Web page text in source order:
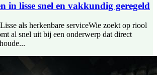
in lisse snel en vakkundig geregeld
als herkenbare serviceWie zoekt op riool
al snel uit bij een onderwerp dat direct